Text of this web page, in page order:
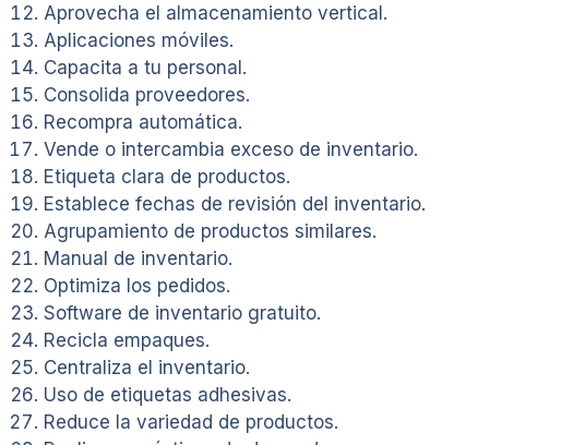
Aprovecha el almacenamiento vertical.
Aplicaciones móviles.
Capacita a tu personal.
Consolida proveedores.
Recompra automática.
Vende o intercambia exceso de inventario.
Etiqueta clara de productos.
Establece fechas de revisión del inventario.
Agrupamiento de productos similares.
Manual de inventario.
Optimiza los pedidos.
Software de inventario gratuito.
Recicla empaques.
Centraliza el inventario.
Uso de etiquetas adhesivas.
Reduce la variedad de productos.